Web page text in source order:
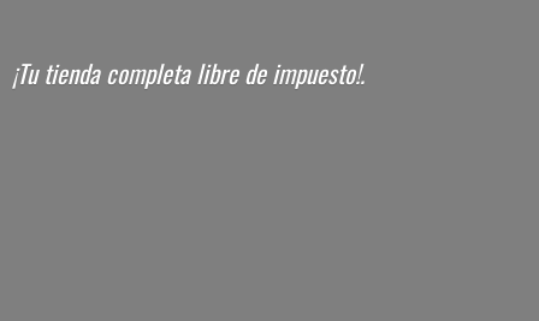
¡Tu tienda completa librede impuesto!.